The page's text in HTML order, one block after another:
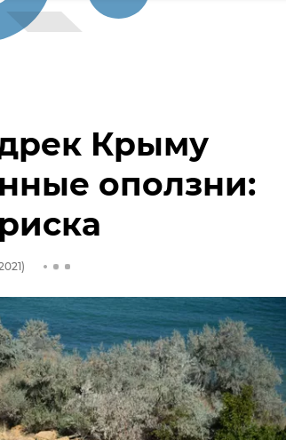
Крыму
оползни: